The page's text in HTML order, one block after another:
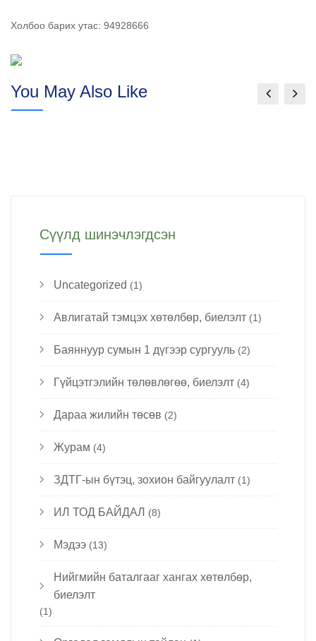
Холбоо барих утас: 94928666
You May Also Like
Сүүлд шинэчлэгдсэн
Uncategorized (1)
Авлигатай тэмцэх хөтөлбөр, биелэлт (1)
Баяннуур сумын 1 дүгээр сургууль (2)
Гүйцэтгэлийн төлөвлөгөө, биелэлт (4)
Дараа жилийн төсөв (2)
Журам (4)
ЗДТГ-ын бүтэц, зохион байгуулалт (1)
ИЛ ТОД БАЙДАЛ (8)
Мэдээ (13)
Нийгмийн баталгааг хангах хөтөлбөр,
биелэлт
(1)